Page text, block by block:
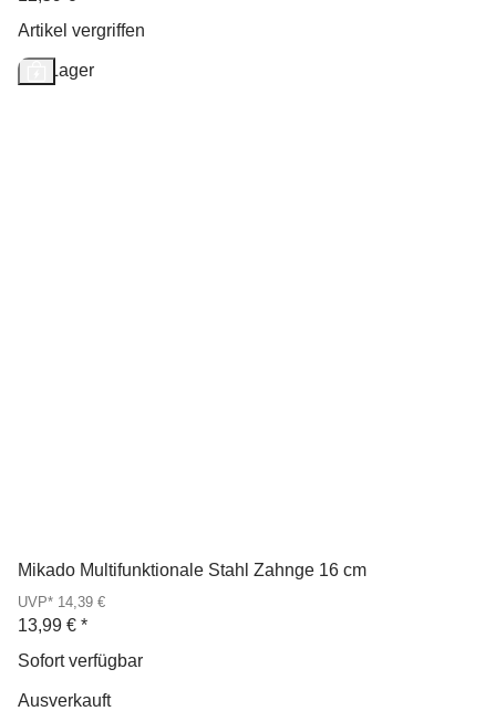
Artikel vergriffen
Auf Lager
Mikado Multifunktionale Stahl Zahnge 16 cm
UVP* 14,39 €
13,99 € *
Sofort verfügbar
Ausverkauft